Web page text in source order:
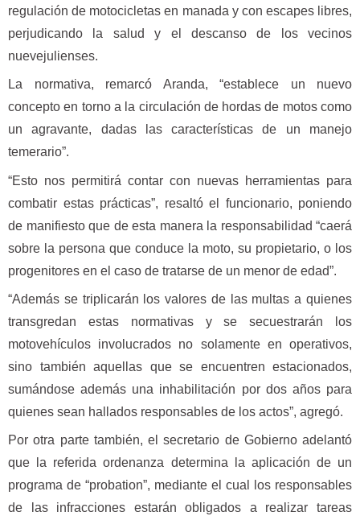
regulación de motocicletas en manada y con escapes libres,
perjudicando la salud y el descanso de los vecinos
nuevejulienses.
La normativa, remarcó Aranda, “establece un nuevo
concepto en torno a la circulación de hordas de motos como
un agravante, dadas las características de un manejo
temerario”.
“Esto nos permitirá contar con nuevas herramientas para
combatir estas prácticas”, resaltó el funcionario, poniendo
de manifiesto que de esta manera la responsabilidad “caerá
sobre la persona que conduce la moto, su propietario, o los
progenitores en el caso de tratarse de un menor de edad”.
“Además se triplicarán los valores de las multas a quienes
transgredan estas normativas y se secuestrarán los
motovehículos involucrados no solamente en operativos,
sino también aquellas que se encuentren estacionados,
sumándose además una inhabilitación por dos años para
quienes sean hallados responsables de los actos”, agregó.
Por otra parte también, el secretario de Gobierno adelantó
que la referida ordenanza determina la aplicación de un
programa de “probation”, mediante el cual los responsables
de las infracciones estarán obligados a realizar tareas